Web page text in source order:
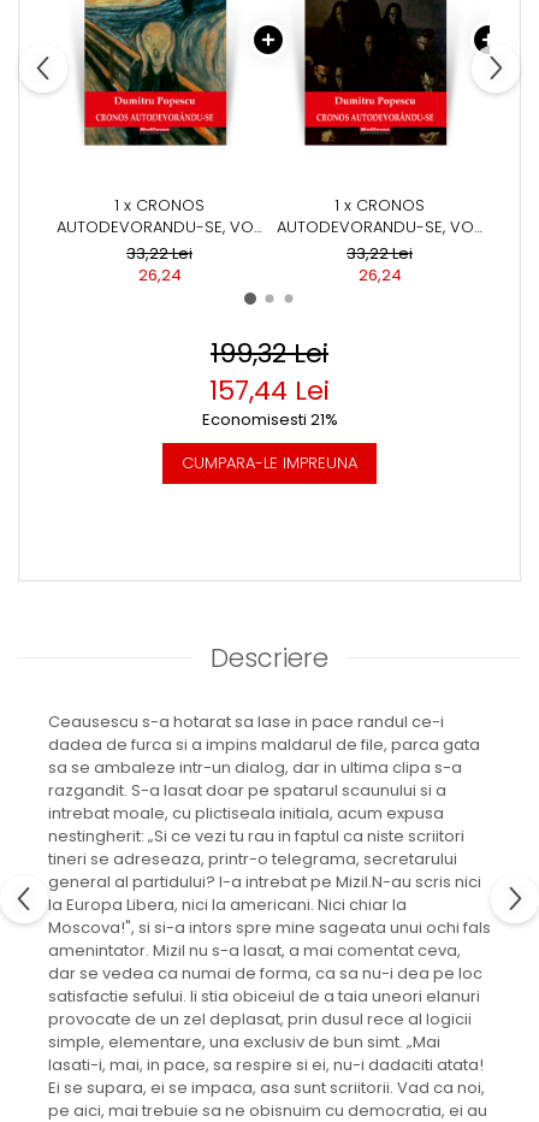
1 x CRONOS
AUTODEVORANDU-SE, VOL.
6, DISPERAREA LIBERTATII -
DUMITRU POPESCU
33,22 Lei
26,24
1 x CRONOS
AUTODEVORANDU-SE, VOL.
5, REDUCTIA CELULARA -
DUMITRU POPESCU
33,22 Lei
26,24
199,32 Lei
157,44 Lei
Economisesti 21%
CUMPARA-LE IMPREUNA
Descriere
Ceausescu s-a hotarat sa lase in pace randul ce-i
dadea de furca si a impins maldarul de file, parca gata
sa se ambaleze intr-un dialog, dar in ultima clipa s-a
razgandit. S-a lasat doar pe spatarul scaunului si a
intrebat moale, cu plictiseala initiala, acum expusa
nestingherit: „Si ce vezi tu rau in faptul ca niste scriitori
tineri se adreseaza, printr-o telegrama, secretarului
general al partidului? l-a intrebat pe Mizil.N-au scris nici
la Europa Libera, nici la americani. Nici chiar la
Moscova!", si si-a intors spre mine sageata unui ochi fals
amenintator. Mizil nu s-a lasat, a mai comentat ceva,
dar se vedea ca numai de forma, ca sa nu-i dea pe loc
satisfactie sefului. Ii stia obiceiul de a taia uneori elanuri
provocate de un zel deplasat, prin dusul rece al logicii
simple, elementare, una exclusiv de bun simt. „Mai
lasati-i, mai, in pace, sa respire si ei, nu-i dadaciti atata!
Ei se supara, ei se impaca, asa sunt scriitorii. Vad ca noi,
pe aici, mai trebuie sa ne obisnuim cu democratia, ei au